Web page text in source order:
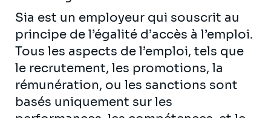
Sia est un employeur qui souscrit au
principe de l’égalité d’accès à l’emploi.
Tous les aspects de l’emploi, tels que
le recrutement, les promotions, la
rémunération, ou les sanctions sont
basés uniquement sur les